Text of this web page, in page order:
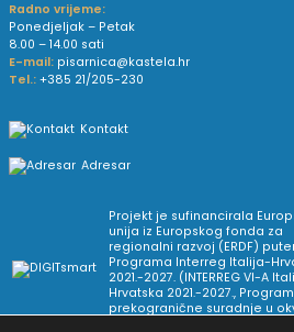
Radno vrijeme:
Ponedjeljak – Petak
8.00 – 14.00 sati
E-mail: pisarnica@kastela.hr
Tel.: +385 21/205-230
Kontakt
Adresar
Projekt je sufinancirala
unija iz Europskog fonda za
regionalni razvoj (ERDF)
Programa Interreg Italija-
2021.-2027. (INTERREG VI-A
Hrvatska 2021.-2027., Program
prekogranične suradnje u